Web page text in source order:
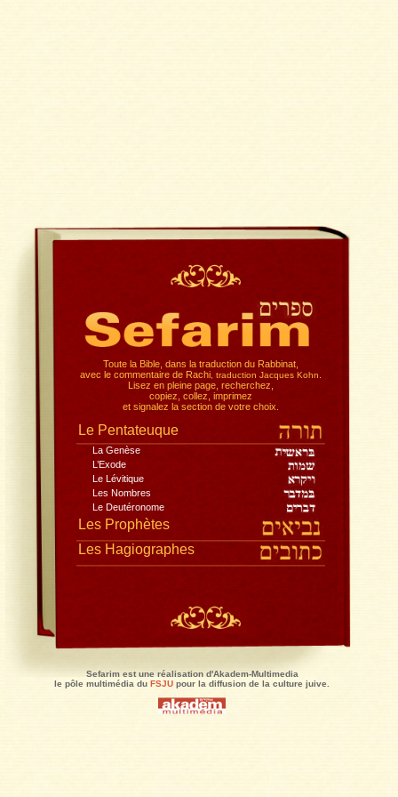
Toute la Bible, dans la traduction du Rabbinat,
avec le commentaire de Rachi
, traduction Jacques Kohn
Lisez en pleine page, recherchez,
copiez, collez, imprimez
et signalez la section de votre choix.
Le Pentateuque
La Genèse
Les Nombres
Les Hagiographes